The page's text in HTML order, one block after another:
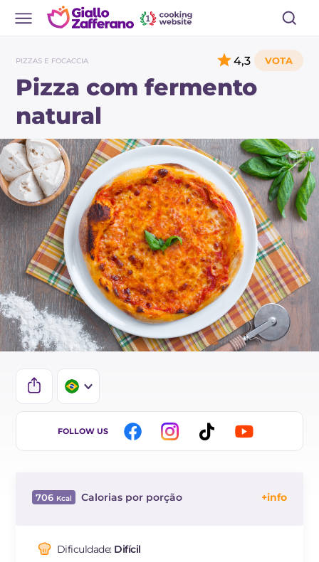
PIZZAS E FOCACCIA
Pizza com fermento
natural
4,3
IT
ES
NL
FOLLOW US
706 Calorias por porção
dos quais açúcares
Dificuldade: Difícil